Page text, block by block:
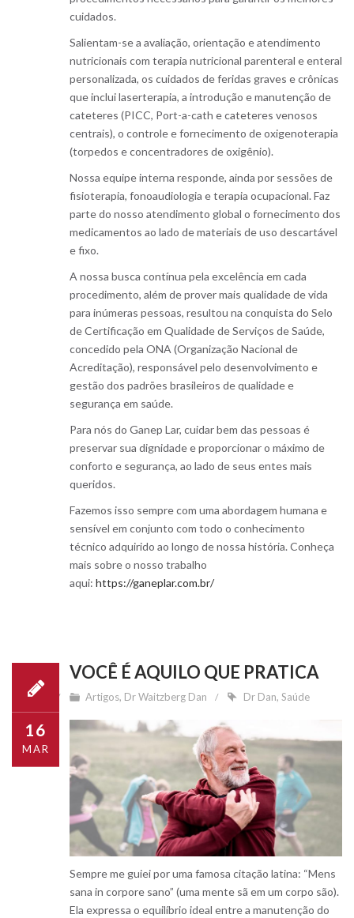
cuidados.
Salientam-se a avaliação, orientação e atendimento
nutricionais com terapia nutricional parenteral e enteral
personalizada, os cuidados de feridas graves e crônicas
que inclui laserterapia, a introdução e manutenção de
cateteres (PICC, Port-a-cath e cateteres venosos
centrais), o controle e fornecimento de oxigenoterapia
(torpedos e concentradores de oxigênio).
Nossa equipe interna responde, ainda por sessões de
fisioterapia, fonoaudiologia e terapia ocupacional. Faz
parte do nosso atendimento global o fornecimento dos
medicamentos ao lado de materiais de uso descartável
e fixo.
A nossa busca contínua pela excelência em cada
procedimento, além de prover mais qualidade de vida
para inúmeras pessoas, resultou na conquista do Selo
de Certificação em Qualidade de Serviços de Saúde,
concedido pela ONA (Organização Nacional de
Acreditação), responsável pelo desenvolvimento e
gestão dos padrões brasileiros de qualidade e
segurança em saúde.
Para nós do Ganep Lar, cuidar bem das pessoas é
preservar sua dignidade e proporcionar o máximo de
conforto e segurança, ao lado de seus entes mais
queridos.
Fazemos isso sempre com uma abordagem humana e
sensível em conjunto com todo o conhecimento
técnico adquirido ao longo de nossa história. Conheça
mais sobre o nosso trabalho
aqui: https://ganeplar.com.br/
16
MAR
VOCÊ É AQUILO QUE PRATICA
Artigos, Dr Waitzberg Dan Dr Dan, Saúde
Sempre me guiei por uma famosa citação latina: “Mens
sana in corpore sano” (uma mente sã em um corpo são).
Ela expressa o equilíbrio ideal entre a manutenção do